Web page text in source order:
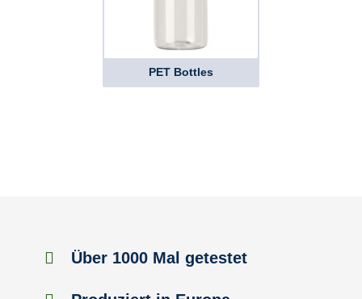
PET Bottles
Über 1000 Mal getestet